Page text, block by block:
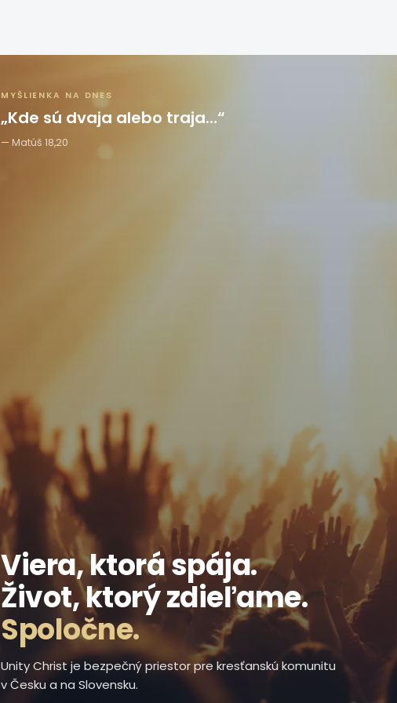
Viera, ktorá spája.
Život, ktorý zdieľame.
Spoločne.
Unity Christ je bezpečný priestor pre kresťanskú komunitu
v Česku a na Slovensku.
MYŠLIENKA NA DNES
„Kde sú dvaja alebo traja…“
Matúš 18,20